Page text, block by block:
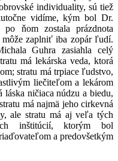
individuality, sú tiež
vidíme, kým bol Dr.
ňom zostala prázdnota
zaplniť iba zopár ľudí.
Guhra zasiahla celý
má lekárska veda, ktorá
stratu má trpiace ľudstvo,
liečiteľom a lekárom
ničiaca núdzu a biedu,
má najmä jeho cirkevná
ale stratu má aj veľa tých
inštitúcií, ktorým bol
a predovšetkým